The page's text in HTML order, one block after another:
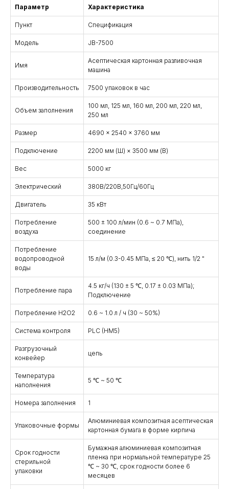
Параметр Характеристика
Пункт Спецификация
Модель JB-7500
Имя
Асептическая картонная разливочная
машина
Производительность 7500 упаковок в час
Объем заполнения
100 мл, 125 мл, 160 мл, 200 мл, 220 мл,
250 мл
Размер 4690 × 2540 × 3760 мм
Подключение 2200 мм (Ш) × 3500 мм (В)
Вес 5000 кг
Электрический 380В/220В,50Гц/60Гц
Двигатель 35 кВт
Потребление
воздуха
500 ± 100 л/мин (0.6 ~ 0.7 МПа),
соединение
Потребление
водопроводной
воды
15 л/м (0.3-0.45 МПа, ≤ 20 ℃), нить 1/2 "
Потребление пара
4.5 кг/ч (130 ± 5 ℃, 0.17 ± 0.03 МПа);
Подключение
Потребление H2O2 0.6 ~ 1.0 л / ч (30 ~ 50%)
Система контроля PLC (HM5)
Разгрузочный
конвейер
цепь
Температура
наполнения
5 ℃ ~ 50 ℃
Номера заполнения 1
Упаковочные формы
Алюминиевая композитная асептическая
картонная бумага в форме кирпича
Срок годности
стерильной
упаковки
Бумажная алюминиевая композитная
пленка при нормальной температуре 25
℃ ~ 30 ℃, срок годности более 6
месяцев